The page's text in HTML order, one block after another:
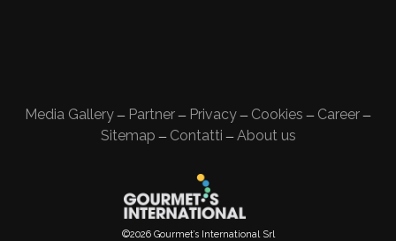
Media Gallery — Partner — Privacy — Cookies — Career —
Sitemap — Contatti — About us
©2026 Gourmet’s International Srl